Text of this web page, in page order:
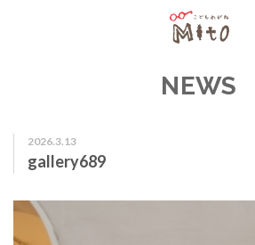
NEWS
2026.3.13
gallery689